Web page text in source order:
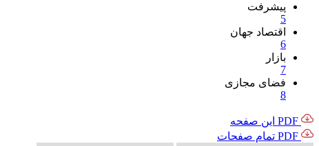
پیشرفت
5
اقتصاد جهان
6
بازار
7
فضای مجازی
8